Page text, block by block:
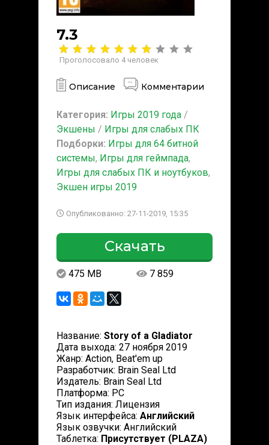
7.3
Проголосовало 4человек
Описание Комментарии
Категория: Игры 2019 года /
Экшены / Игры для слабых ПК
Подборки: Игры для 64 битной
системы, Игры для геймпада,
Игры для слабых ПК и ноутбуков,
Экшен игры 2019
Опубликованно: 27-11-2019, 15:35
Скачать
475 MB 7 859
Название: Story of a Gladiator
Дата выхода: 27 ноября 2019
Жанр: Action, Beat'em up
Разработчик: Brain Seal Ltd
Издатель: Brain Seal Ltd
Платформа: PC
Тип издания: Лицензия
Язык интерфейса: Английский
Язык озвучки: Английский
Таблетка: Присутствует (PLAZA)